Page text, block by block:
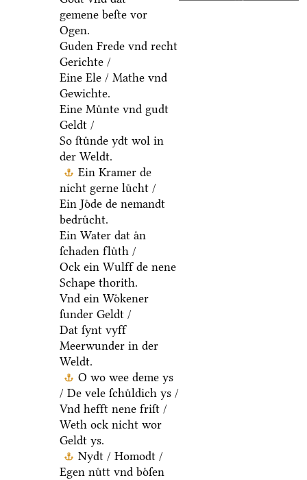
gemene beſte vor
Ogen.
Guden Frede vnd recht
Gerichte /
Eine Ele / Mathe vnd
Gewichte.
Eine Muͤnte vnd gudt
Geldt /
So ſtuͤnde ydt wol in
der Weldt.
Ein Kramer de
nicht gerne luͤcht /
Ein Joͤde de nemandt
bedruͤcht.
Ein Water dat aͤn
ſchaden fluͤth /
Ock ein Wulff de nene
Schape thorith.
Vnd ein Woͤkener
ſunder Geldt /
Dat ſynt vyff
Meerwunder in der
Weldt.
O wo wee deme ys
/ De vele ſchuͤldich ys /
Vnd hefft nene friſt /
Weth ock nicht wor
Geldt ys.
Nydt / Homodt /
Egen nuͤtt vnd boͤſen